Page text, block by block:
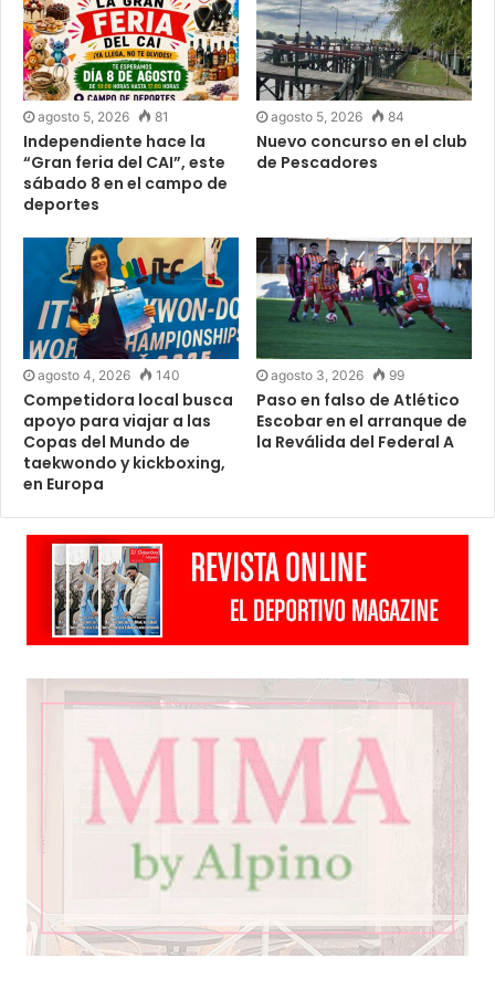
agosto 5, 2026 81
Independiente hace la
“Gran feria del CAI”, este
sábado 8 en el campo de
deportes
agosto 5, 2026 84
Nuevo concurso en el club
de Pescadores
agosto 4, 2026 140
Competidora local busca
apoyo para viajar a las
Copas del Mundo de
taekwondo y kickboxing,
en Europa
agosto 3, 2026 99
Paso en falso de Atlético
Escobar en el arranque de
la Reválida del Federal A